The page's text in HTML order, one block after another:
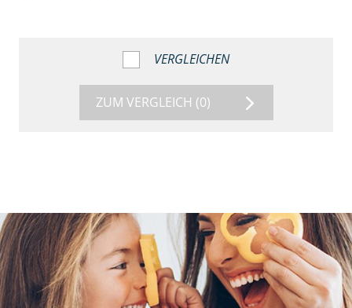
VERGLEICHEN
ZUM VERGLEICH (0)